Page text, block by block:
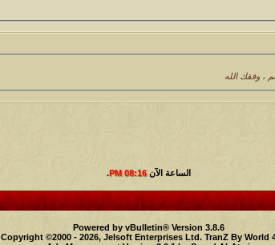
، وفقك الله
الساعة الآن08:16 PM
.
Powered by vBulletin® Version 3.8.6
Copyright ©2000 - 2026, Jelsoft Enterprises Ltd. TranZ By World